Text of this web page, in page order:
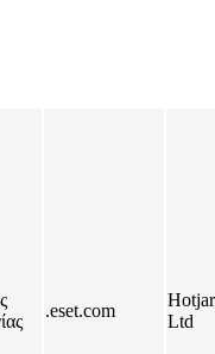
.eset.com
Hotjar
Ltd